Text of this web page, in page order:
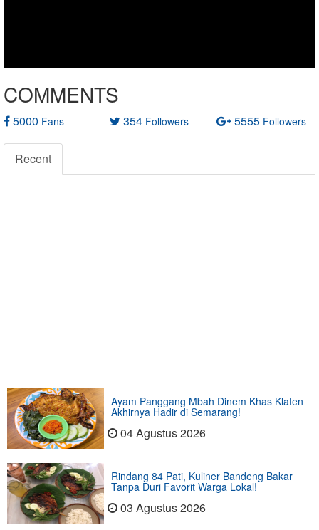
COMMENTS
5000 Fans 354 Followers 5555 Followers
Recent
Ayam Panggang Mbah Dinem Khas Klaten
Akhirnya Hadir di Semarang!
04 Agustus 2026
Rindang 84 Pati, Kuliner Bandeng Bakar
Tanpa Duri Favorit Warga Lokal!
03 Agustus 2026